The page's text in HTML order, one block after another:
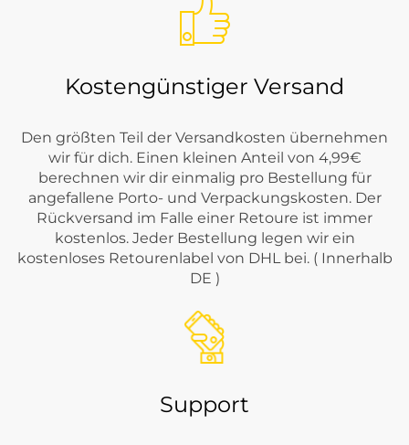
Kostengünstiger Versand
Den größten Teil der Versandkosten übernehmen
wir für dich. Einen kleinen Anteil von 4,99€
berechnen wir dir einmalig pro Bestellung für
angefallene Porto- und Verpackungskosten. Der
Rückversand im Falle einer Retoure ist immer
kostenlos. Jeder Bestellung legen wir ein
kostenloses Retourenlabel von DHL bei. ( Innerhalb
DE )
Support